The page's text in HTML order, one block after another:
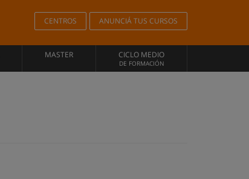
CENTROS ANUNCIÁ TUS CURSOS
MASTER CICLO MEDIO
DE FORMACIÓN